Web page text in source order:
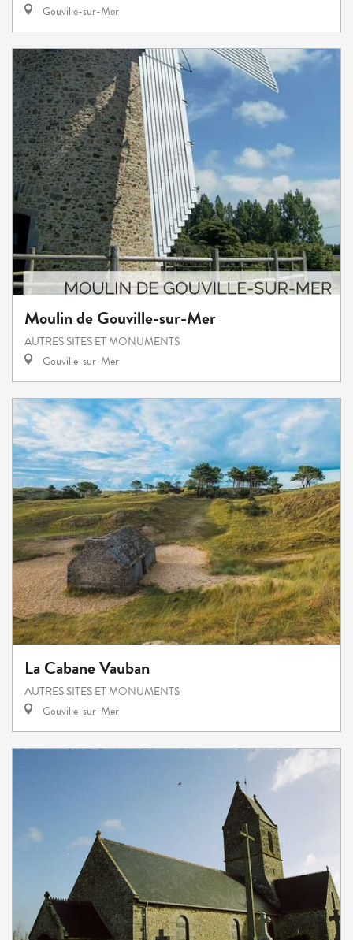
Gouville-sur-Mer
Moulin de Gouville-sur-Mer
AUTRES SITES ET MONUMENTS
Gouville-sur-Mer
La Cabane Vauban
AUTRES SITES ET MONUMENTS
Gouville-sur-Mer